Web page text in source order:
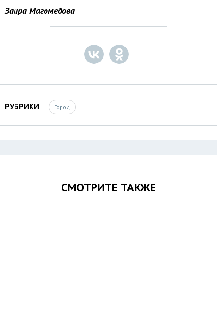
Заира Магомедова
РУБРИКИ Город
СМОТРИТЕ ТАКЖЕ